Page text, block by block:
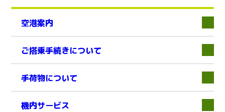
空港案内 下層
ご搭乗手続きについて 下層
手荷物について 下層
機内サービス